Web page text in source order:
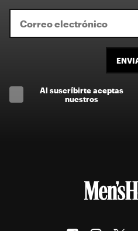
Al suscríbirte aceptas
nuestros